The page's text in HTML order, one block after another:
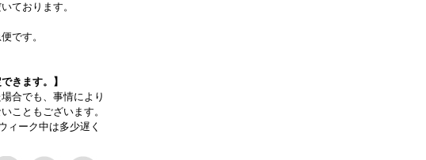
ております。
です。
きます。】
合でも、事情により
こともございます。
ーク中は多少遅く